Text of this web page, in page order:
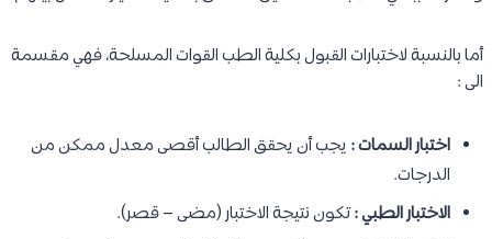
أما بالنسبة لاختبارات القبول بكلية الطب القوات المسلحة، فهي مقسمة
الى :
اختبار السمات : يجب أن يحقق الطالب أقصى معدل ممكن من
الدرجات.
الاختبار الطبي :تكون نتيجة الاختبار (مضى – قصر).